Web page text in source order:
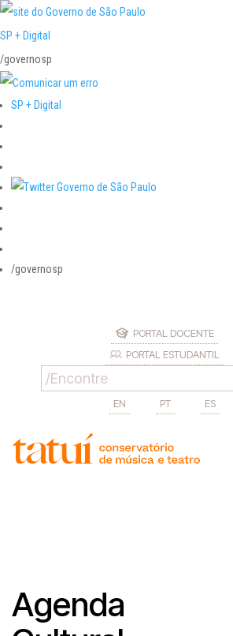
SP + Digital
/governosp
SP + Digital
/governosp
PORTAL DOCENTE
PORTAL ESTUDANTIL
EN PT ES
Agenda